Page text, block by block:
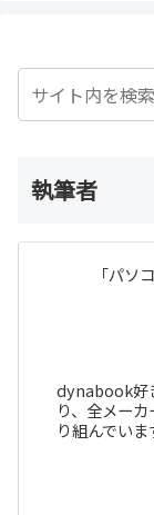
執筆者
「パソ
dynabook好
り、全メー
り組んでいま